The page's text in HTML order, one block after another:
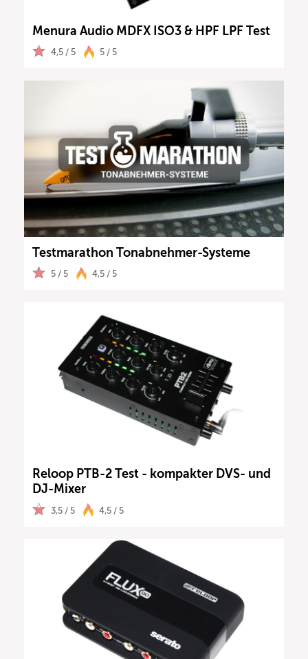
Menura Audio MDFX ISO3 & HPF LPF Test
4,5 / 5 5 / 5
Testmarathon Tonabnehmer-Systeme
5 / 5 4,5 / 5
Reloop PTB-2 Test - kompakter DVS- und
DJ-Mixer
3,5 / 5 4,5 / 5